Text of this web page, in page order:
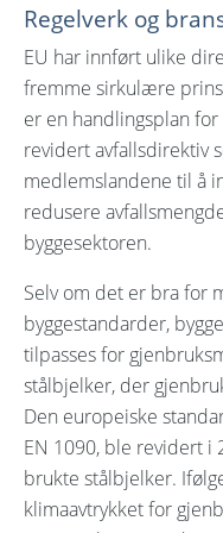
Regelverk og
EU har innført ulike
fremme sirkulære
er en handlingsplan
revidert avfallsdirektiv
medlemslandene til å
redusere
byggesektoren.
Selv om det er bra for
byggestandarder,
tilpasses for
stålbjelker, der
Den europeiske
EN 1090, ble revidert i
brukte stålbjelker.
klimaavtrykket for